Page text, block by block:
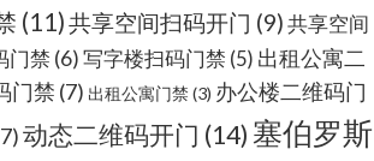
(11)共享空间扫码开门 (9) 共享空间
门禁 (6) 写字楼扫码门禁 (5) 出租公寓二
门禁 (7) 出租公寓门禁 (3) 办公楼二维码门
动态二维码开门 (14) 塞伯罗斯